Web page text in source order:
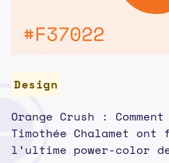
Design
Orange Crush :
Timothée Chalamet
l’ultime power-color